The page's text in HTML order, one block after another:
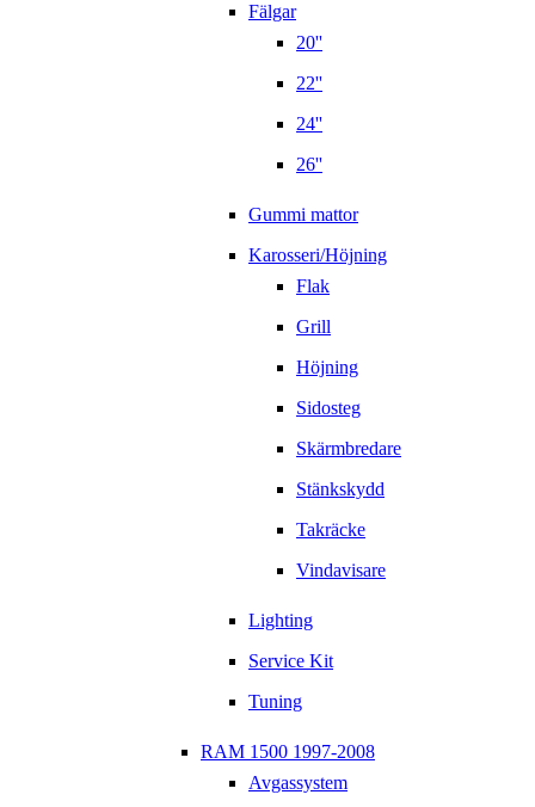
Fälgar
20''
22''
24''
26''
Gummi mattor
Karosseri/Höjning
Flak
Grill
Höjning
Sidosteg
Skärmbredare
Stänkskydd
Takräcke
Vindavisare
Lighting
Service Kit
Tuning
RAM 1500 1997-2008
Avgassystem